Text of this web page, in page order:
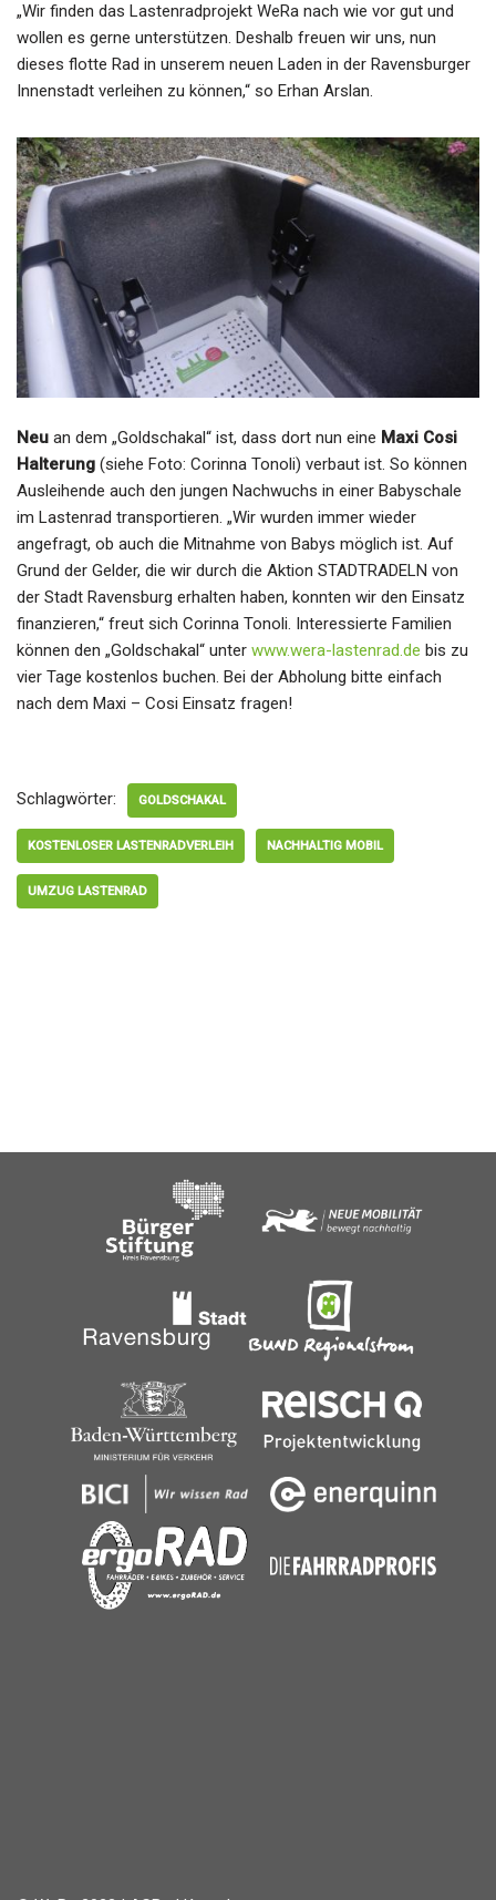
„Wir finden das Lastenradprojekt WeRa nach wie vor gut und
wollen es gerne unterstützen. Deshalb freuen wir uns, nun
dieses flotte Rad in unserem neuen Laden in der Ravensburger
Innenstadt verleihen zu können,“ so Erhan Arslan.
Neu an dem „Goldschakal“ ist, dass dort nun eine Maxi Cosi
Halterung (siehe Foto: Corinna Tonoli) verbaut ist. So können
Ausleihende auch den jungen Nachwuchs in einer Babyschale
im Lastenrad transportieren. „Wir wurden immer wieder
angefragt, ob auch die Mitnahme von Babys möglich ist. Auf
Grund der Gelder, die wir durch die Aktion STADTRADELN von
der Stadt Ravensburg erhalten haben, konnten wir den Einsatz
finanzieren,“ freut sich Corinna Tonoli. Interessierte Familien
können den „Goldschakal“ unter www.wera-lastenrad.de bis zu
vier Tage kostenlos buchen. Bei der Abholung bitte einfach
nach dem Maxi – Cosi Einsatz fragen!
Schlagwörter: GOLDSCHAKAL
KOSTENLOSER LASTENRADVERLEIH NACHHALTIG MOBIL
UMZUG LASTENRAD